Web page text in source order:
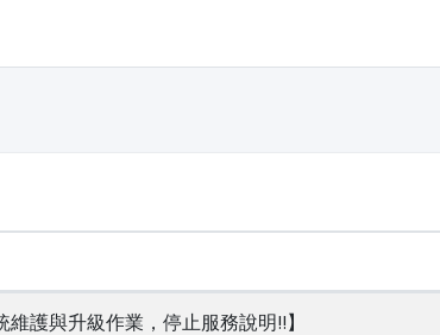
維護與升級作業，停止服務說明!!】